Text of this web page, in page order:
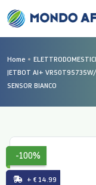
Home ELETTRODOMESTICI
JETBOT AI+ VR50T95735W/
SENSOR BIANCO
-100%
+ € 14.99